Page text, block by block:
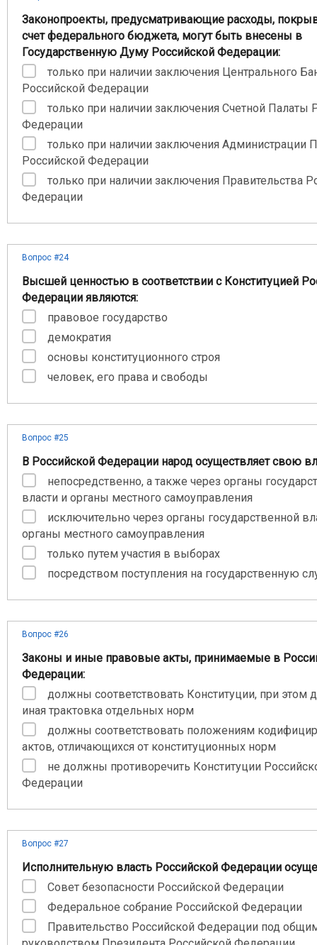
Законопроекты, предусматривающие расходы,
счет федерального бюджета, могут быть внесены в
Государственную Думу Российской Федерации:
только при наличии заключения Центрального
Российской Федерации
только при наличии заключения Счетной Палаты
Федерации
только при наличии заключения Администрации
Российской Федерации
только при наличии заключения Правительства
Федерации
Вопрос #24
Высшей ценностью в соответствии с Конституцией
Федерации являются:
правовое государство
демократия
основы конституционного строя
человек, его права и свободы
Вопрос #25
В Российской Федерации народ осуществляет свою
непосредственно, а также через органы
власти и органы местного самоуправления
исключительно через органы государственной
органы местного самоуправления
только путем участия в выборах
посредством поступления на государственную
Вопрос #26
Законы и иные правовые акты, принимаемые в
Федерации:
должны соответствовать Конституции, при этом
иная трактовка отдельных норм
должны соответствовать положениям
актов, отличающихся от конституционных норм
не должны противоречить Конституции
Федерации
Вопрос #27
Исполнительную власть Российской Федерации
Совет безопасности Российской Федерации
Федеральное собрание Российской Федерации
Правительство Российской Федерации под